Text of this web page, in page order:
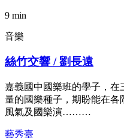
9 min
音樂
絲竹交響 / 劉長遠
嘉義國中國樂班的學子，在
量的國樂種子，期盼能在各
風氣及國樂演………
藝秀臺